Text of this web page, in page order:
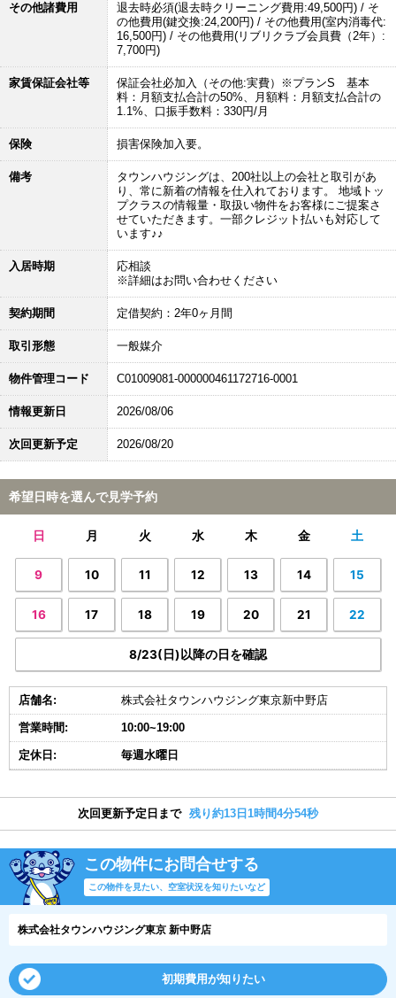
その他諸費用
退去時必須(退去時クリーニング費用:49,500円) / そ
の他費用(鍵交換:24,200円) / その他費用(室内消毒代:
16,500円) / その他費用(リブリクラブ会員費（2年）:
7,700円)
家賃保証会社等
保証会社必加入（その他:実費）※プランS 基本
料：月額支払合計の50%、月額料：月額支払合計の
1.1%、口振手数料：330円/月
保険 損害保険加入要。
備考
タウンハウジングは、200社以上の会社と取引があ
り、常に新着の情報を仕入れております。 地域トッ
プクラスの情報量・取扱い物件をお客様にご提案さ
せていただきます。一部クレジット払いも対応して
います♪♪
入居時期
応相談
※詳細はお問い合わせください
契約期間 定借契約：2年0ヶ月間
取引形態 一般媒介
物件管理コード C01009081-000000461172716-0001
情報更新日 2026/08/06
次回更新予定 2026/08/20
希望日時を選んで見学予約
日 月 火 水 木 金 土
9 10 11 12 13 14 15
16 17 18 19 20 21 22
8/23(日)以降の日を確認
店舗名: 株式会社タウンハウジング東京新中野店
営業時間: 10:00~19:00
定休日: 毎週水曜日
次回更新予定日まで 残り約13日1時間4分54秒
この物件にお問合せする
この物件を見たい、空室状況を知りたいなど
株式会社タウンハウジング東京 新中野店
初期費用が知りたい